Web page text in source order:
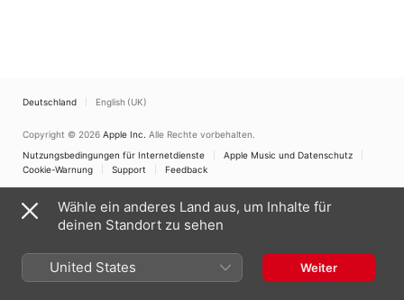
Deutschland English (UK)
Copyright © 2026 Apple Inc. Alle Rechte vorbehalten.
Nutzungsbedingungen für Internetdienste
Apple Music und Datenschutz
Cookie-Warnung
Support Feedback
Wähle ein anderes Land aus, um Inhalte für
deinen Standort zu sehen
United States Weiter